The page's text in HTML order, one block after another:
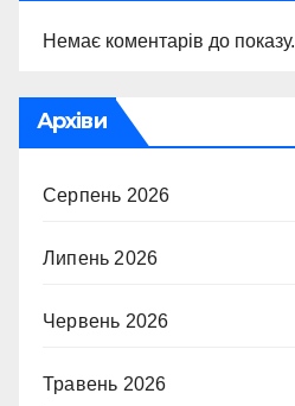
Немає коментарів до показу.
Архіви
Серпень 2026
Липень 2026
Червень 2026
Травень 2026